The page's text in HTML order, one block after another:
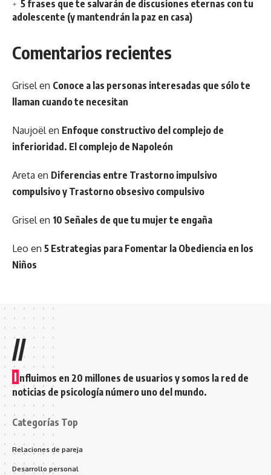
5 frases que te salvarán de discusiones eternas con tu
adolescente (y mantendrán la paz en casa)
Comentarios recientes
Griselen Conoce a las personas interesadas que sólo te
llaman cuando te necesitan
Naujoëlen Enfoque constructivo del complejo de
inferioridad. El complejo de Napoleón
Areta en Diferencias entre Trastorno impulsivo
compulsivo y Trastorno obsesivo compulsivo
Griselen 10 Señales de que tu mujer te engaña
Leo en 5 Estrategias para Fomentar la Obediencia en los
Niños
//
I nfluimos en 20 millones de usuarios y somos la red de
noticias de psicología número uno del mundo.
Categorías Top
Relaciones de pareja
Desarrollo personal